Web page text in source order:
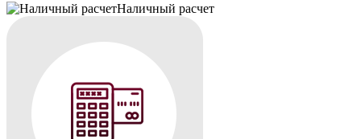
Наличный расчет